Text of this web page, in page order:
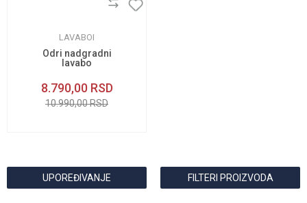
LAVABOI
Odri nadgradni
lavabo
8.790,00 RSD
10.990,00RSD
UPOREĐIVANJE FILTERI PROIZVODA